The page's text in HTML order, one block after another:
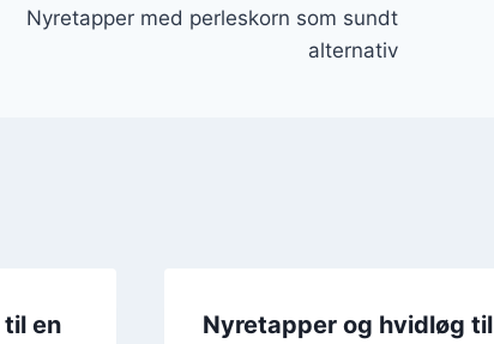
Nyretapper med perleskorn som sundt
alternativ
en
Nyretapper og hvidløg til